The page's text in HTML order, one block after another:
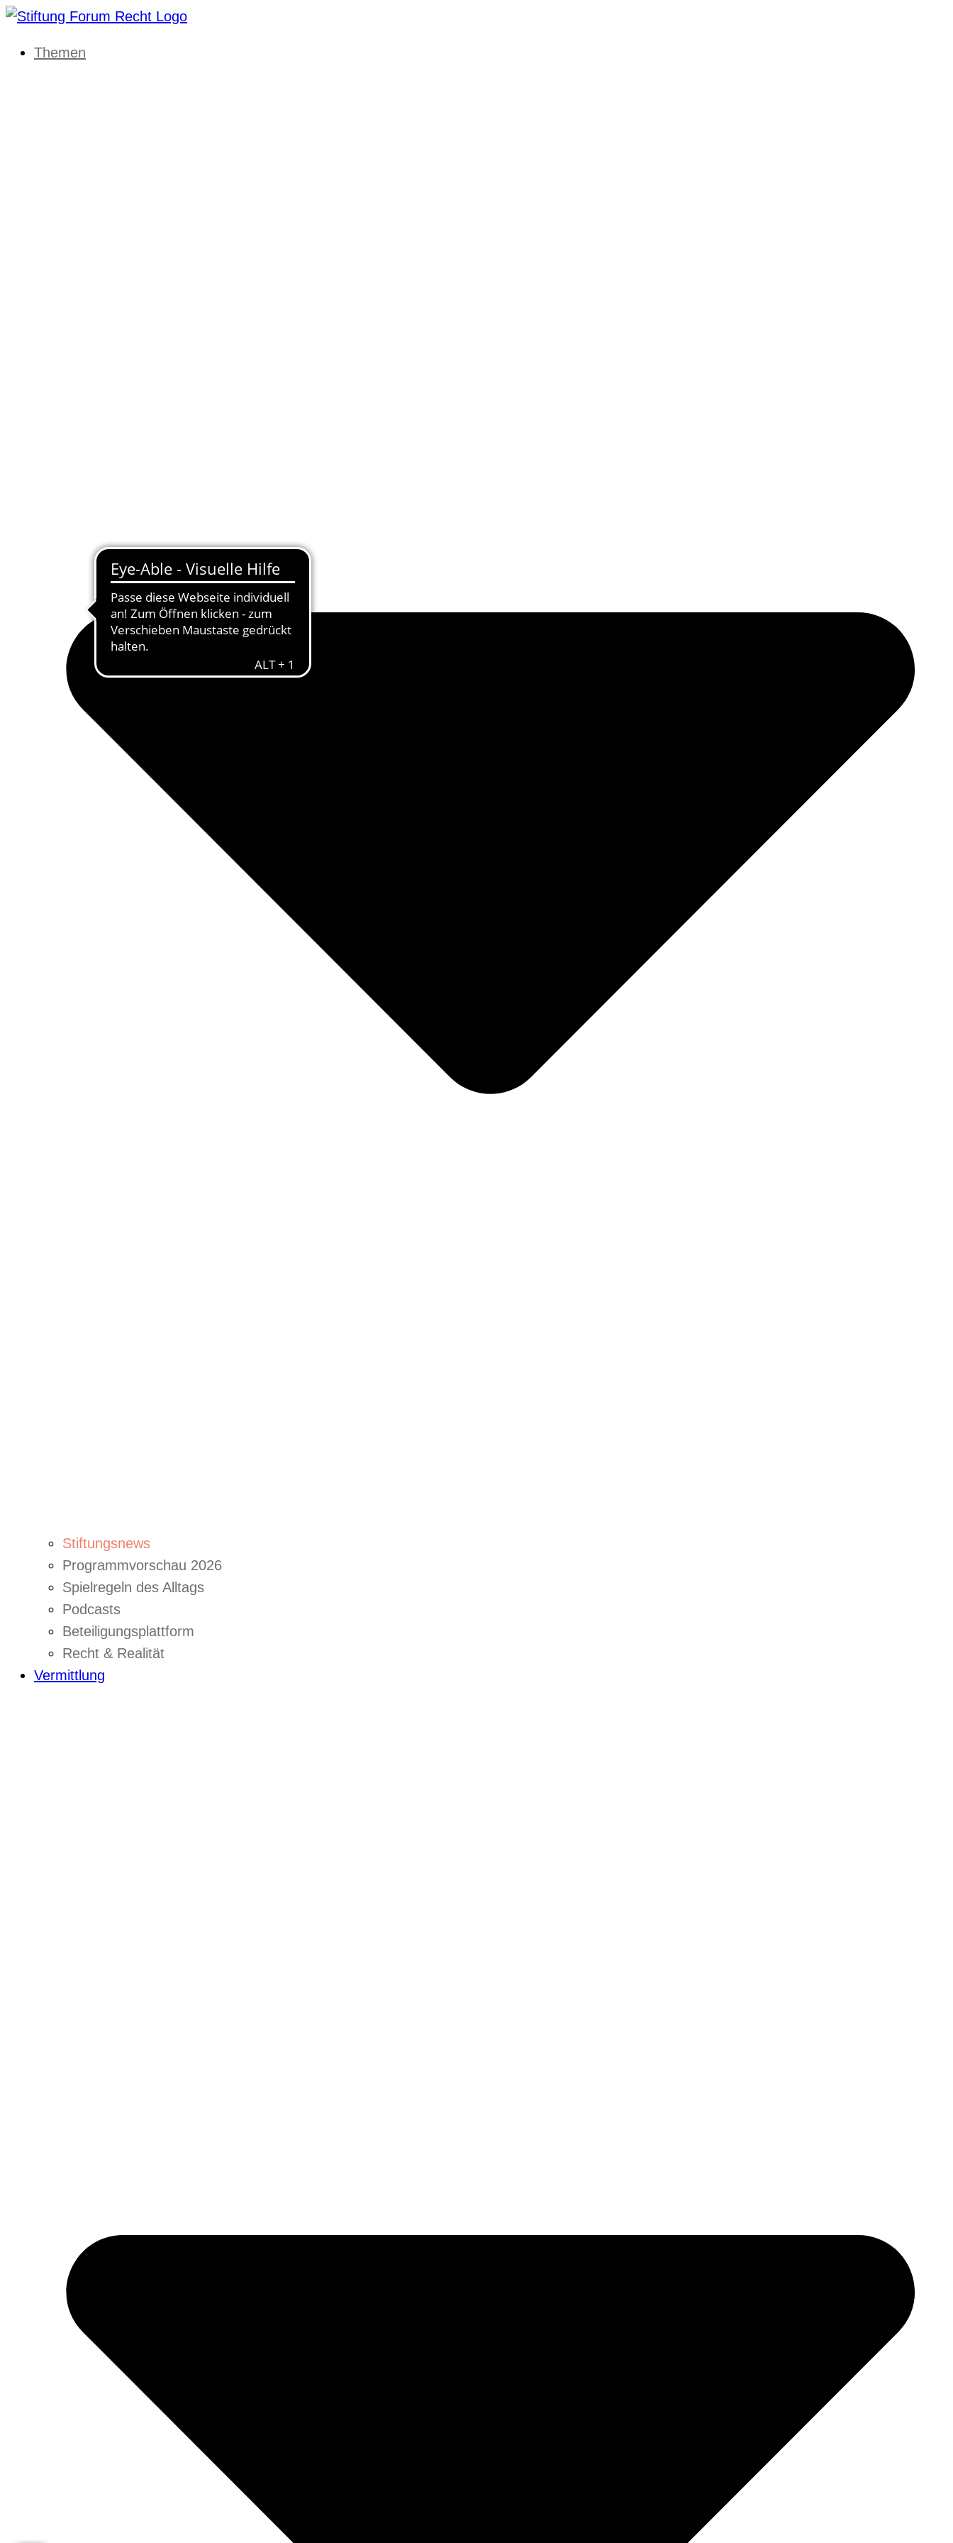
Themen
Stiftungsnews
Programmvorschau 2026
Spielregeln des Alltags
Podcasts
Beteiligungsplattform
Recht & Realität
Vermittlung